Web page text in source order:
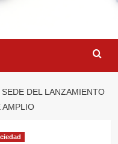
DEL LANZAMIENTO
AMPLIO